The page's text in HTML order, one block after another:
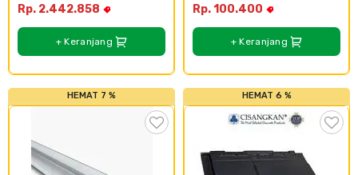
Rp. 2.442.858
+ Keranjang
Rp. 100.400
+ Keranjang
HEMAT 7 % HEMAT 6 %